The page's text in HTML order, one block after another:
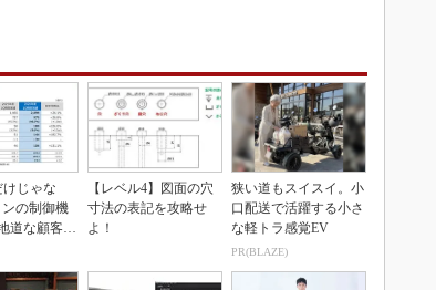
じゃな
ンの制御機
道な顧客基
【レベル4】図面の穴
寸法の表記を攻略せ
よ！
狭い道もスイスイ。小
口配送で活躍する小さ
な軽トラ感覚EV
PR(BLAZE)